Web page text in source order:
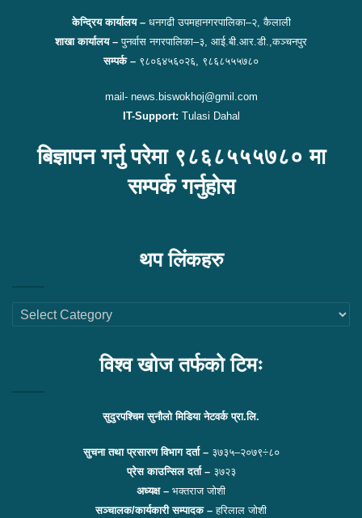
केन्द्रिय कार्यालय –धनगढी उपमहानगरपालिका–२, कैलाली
शाखा कार्यालय –पुनर्वास नगरपालिका–३, आई.बी.आर.डी.,कञ्चनपुर
सम्पर्क – ९८०६४५६०२६, ९८६८५५५७८०
mail- news.biswokhoj@gmil.com
IT-Support: Tulasi Dahal
बिज्ञापन गर्नु परेमा ९८६८५५५७८० मा
सम्पर्क गर्नुहोस
थप लिंकहरु
थप
लिंकहरु
विश्व खोज तर्फको टिमः
सुदुरपश्चिम सुनौलो मिडिया नेटवर्क प्रा.लि.
सुचना तथा प्रसारण विभाग दर्ता – ३७३५–२०७९÷८०
प्रेस काउन्सिल दर्ता – ३७२३
अध्यक्ष – भक्तराज जोशी
सञ्चालक/कार्यकारी सम्पादक – हरिलाल जोशी